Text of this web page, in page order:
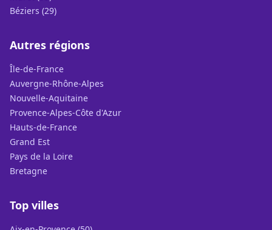
Béziers (29)
Autres régions
Île-de-France
Auvergne-Rhône-Alpes
Nouvelle-Aquitaine
Provence-Alpes-Côte d'Azur
Hauts-de-France
Grand Est
Pays de la Loire
Bretagne
Top villes